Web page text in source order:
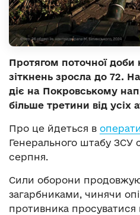
Протягом поточної доби
зіткнень зросла до 72.
діє на Покровському
більше третини від усіх
Про це йдеться в
Генерального штабу ЗСУ
серпня.
Сили оборони
загарбниками, чинячи
противника просуватися